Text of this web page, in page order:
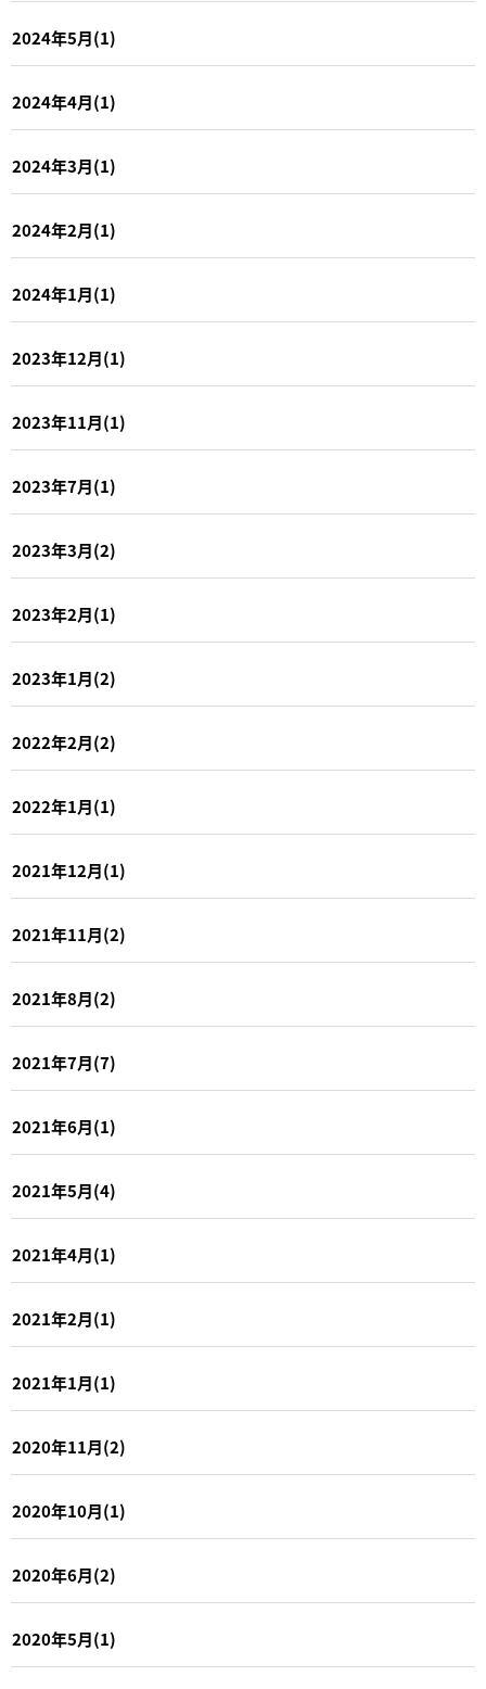
2024年5月(1)
2024年4月(1)
2024年3月(1)
2024年2月(1)
2024年1月(1)
2023年12月(1)
2023年11月(1)
2023年7月(1)
2023年3月(2)
2023年2月(1)
2023年1月(2)
2022年2月(2)
2022年1月(1)
2021年12月(1)
2021年11月(2)
2021年8月(2)
2021年7月(7)
2021年6月(1)
2021年5月(4)
2021年4月(1)
2021年2月(1)
2021年1月(1)
2020年11月(2)
2020年10月(1)
2020年6月(2)
2020年5月(1)